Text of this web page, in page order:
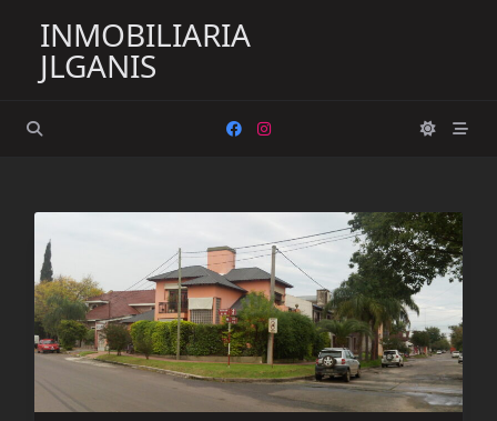
contenido
INMOBILIARIA
JLGANIS